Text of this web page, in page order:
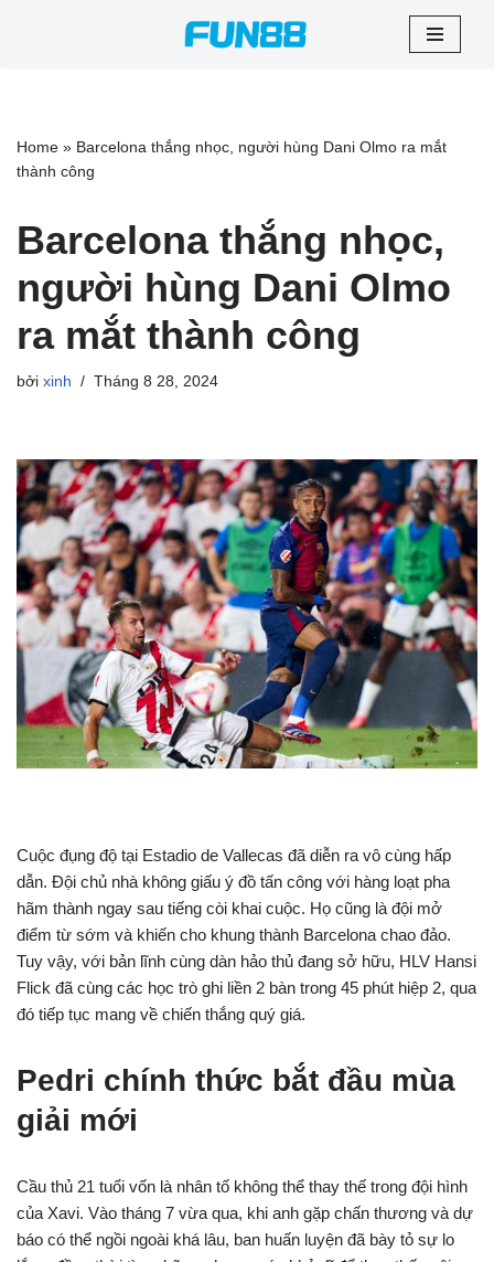
dung
Home » Barcelona thắng nhọc, người hùng Dani Olmo ra mắt
thành công
Barcelona thắng nhọc,
người hùng Dani Olmo
ra mắt thành công
bởi xinh Tháng 8 28, 2024
Cuộc đụng độ tại Estadio de Vallecas đã diễn ra vô cùng hấp
dẫn. Đội chủ nhà không giấu ý đồ tấn công với hàng loạt pha
hãm thành ngay sau tiếng còi khai cuộc. Họ cũng là đội mở
điểm từ sớm và khiến cho khung thành Barcelona chao đảo.
Tuy vậy, với bản lĩnh cùng dàn hảo thủ đang sở hữu, HLV Hansi
Flick đã cùng các học trò ghi liền 2 bàn trong 45 phút hiệp 2, qua
đó tiếp tục mang về chiến thắng quý giá.
Pedri chính thức bắt đầu mùa
giải mới
Cầu thủ 21 tuổi vốn là nhân tố không thể thay thế trong đội hình
của Xavi. Vào tháng 7 vừa qua, khi anh gặp chấn thương và dự
báo có thể ngồi ngoài khá lâu, ban huấn luyện đã bày tỏ sự lo